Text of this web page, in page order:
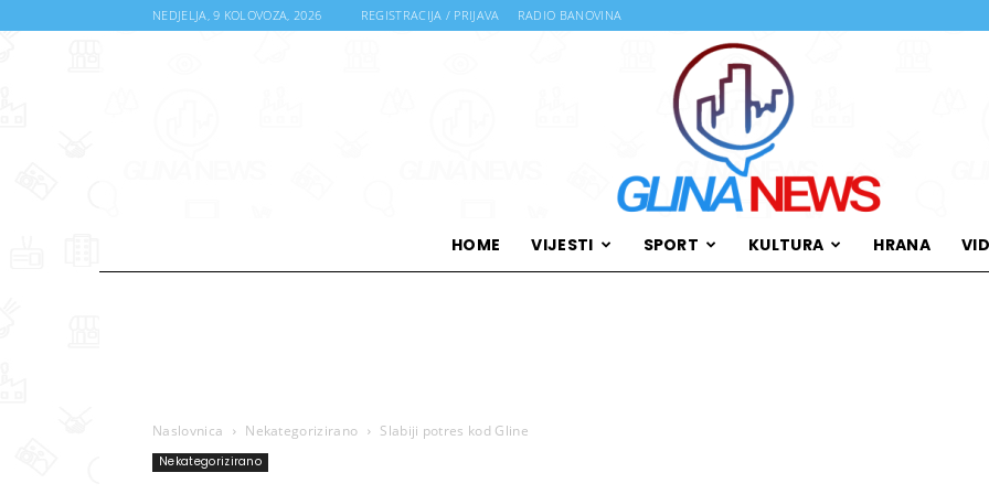
NEDJELJA, 9 KOLOVOZA, 2026 REGISTRACIJA / PRIJAVA RADIO BANOVINA
HOME VIJESTI SPORT KULTURA HRANA
Naslovnica Nekategorizirano Slabiji potres kod Gline
Nekategorizirano